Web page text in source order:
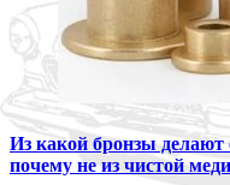
Из какой бронзы
почему не из чистой